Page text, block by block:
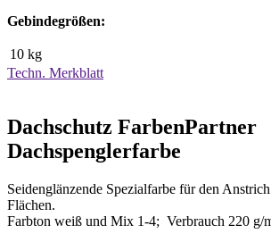
Gebindegrößen:
10 kg
Techn. Merkblatt
Dachschutz FarbenPartner
Dachspenglerfarbe
Seidenglänzende Spezialfarbe für den
Flächen.
Farbton weiß und Mix 1-4; Verbrauch 220 g/